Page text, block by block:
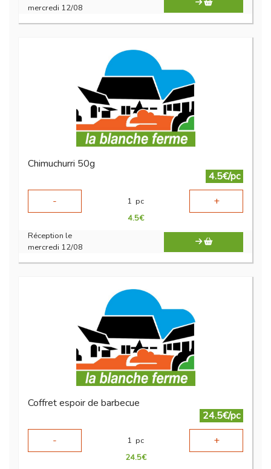
mercredi 12/08
Chimuchurri 50g
4.5€/pc
-
1 pc +
4.5€
Réception le
mercredi 12/08
Coffret espoir de barbecue
24.5€/pc
-
1 pc +
24.5€